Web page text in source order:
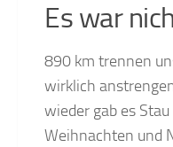
Es war
890 km trennen
wirklich
wieder gab es
Weihnachten und